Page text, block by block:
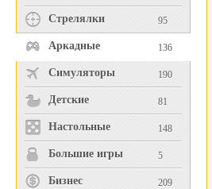
Стрелялки 95
Аркадные 136
Симуляторы 190
Детские 81
Настольные 148
Большие игры 5
Бизнес 209